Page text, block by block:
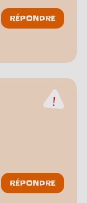
RÉPONDRE
RÉPONDRE